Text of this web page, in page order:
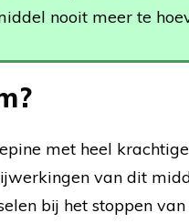
nooit meer te
met heel
van dit
bij het stoppen